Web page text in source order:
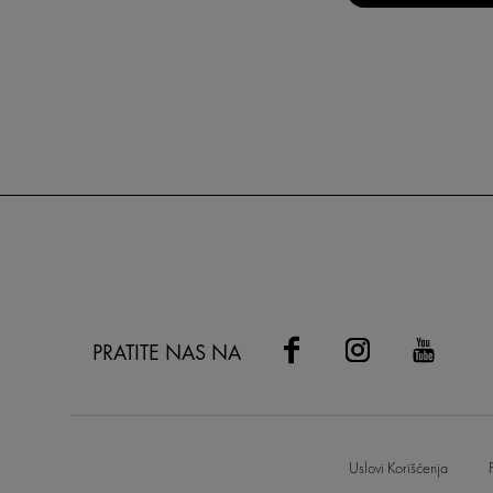
PRATITE NAS NA
Uslovi Korišćenja